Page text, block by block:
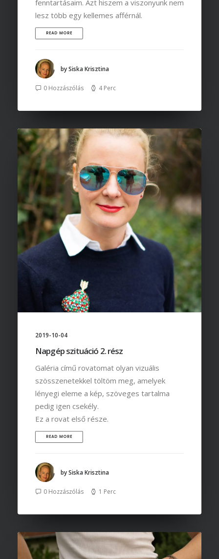
fenntartásaim. Azt hiszem a viszonyunk nem
lesz több egy kellemes afférnál.
READ MORE
by Siska Krisztina
0 Hozzászólás 4 Perc
2019-10-04
Napgép szituáció 2. rész
Galéria című rovatomat olyan vizuális
szösszenetekkel töltöm meg, amelyek
lényegi eleme a kép, szöveges tartalma
pedig igen csekély.
Ez a rovat első része.
READ MORE
by Siska Krisztina
0 Hozzászólás 1 Perc